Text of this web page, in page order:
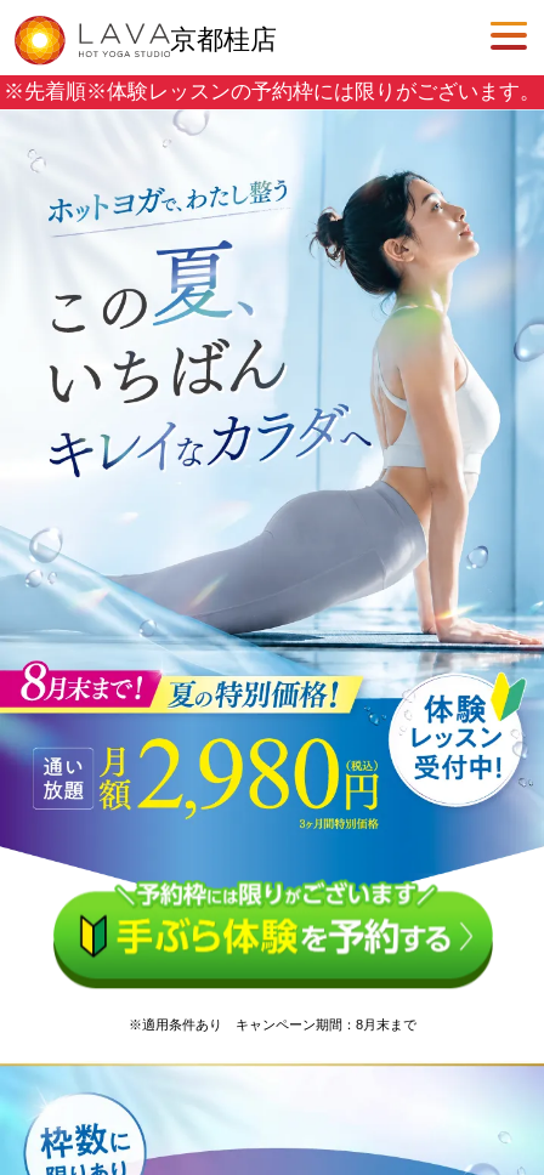
京都桂店
※先着順※体験レッスンの予約枠には限りがございます。
※適用条件あり キャンペーン期間：8月末まで